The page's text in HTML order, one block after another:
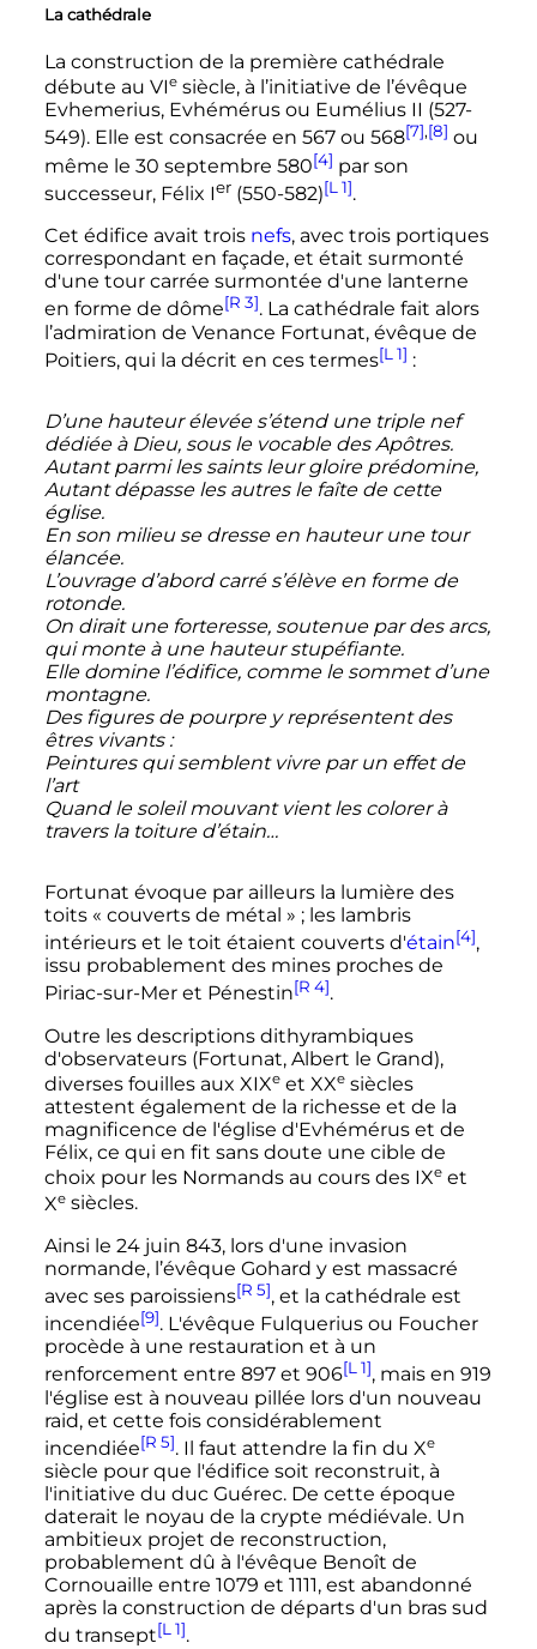
La cathédrale
La construction de la première cathédrale
débute au VIe siècle, à l’initiative de l’évêque
Evhemerius, Evhémérus ou Eumélius II (527-
549). Elle est consacrée en 567 ou 568[7],[8] ou
même le 30 septembre 580[4] par son
successeur, Félix Ier (550-582)[L 1].
Cet édifice avait trois nefs, avec trois portiques
correspondant en façade, et était surmonté
d'une tour carrée surmontée d'une lanterne
en forme de dôme[R 3]. La cathédrale fait alors
l’admiration de Venance Fortunat, évêque de
Poitiers, qui la décrit en ces termes[L 1] :
D’une hauteur élevée s’étend une triple nef
dédiée à Dieu, sous le vocable des Apôtres.
Autant parmi les saints leur gloire prédomine,
Autant dépasse les autres le faîte de cette
église.
En son milieu se dresse en hauteur une tour
élancée.
L’ouvrage d’abord carré s’élève en forme de
rotonde.
On dirait une forteresse, soutenue par des arcs,
qui monte à une hauteur stupéfiante.
Elle domine l’édifice, comme le sommet d’une
montagne.
Des figures de pourpre y représentent des
êtres vivants :
Peintures qui semblent vivre par un effet de
l’art
Quand le soleil mouvant vient les colorer à
travers la toiture d’étain…
Fortunat évoque par ailleurs la lumière des
toits « couverts de métal » ; les lambris
intérieurs et le toit étaient couverts d'étain[4],
issu probablement des mines proches de
Piriac-sur-Mer et Pénestin[R 4].
Outre les descriptions dithyrambiques
d'observateurs (Fortunat, Albert le Grand),
diverses fouilles aux XIXe et XXe siècles
attestent également de la richesse et de la
magnificence de l'église d'Evhémérus et de
Félix, ce qui en fit sans doute une cible de
choix pour les Normands au cours des IXe et
Xe siècles.
Ainsi le 24 juin 843, lors d'une invasion
normande, l’évêque Gohard y est massacré
avec ses paroissiens[R 5], et la cathédrale est
incendiée[9]. L'évêque Fulquerius ou Foucher
procède à une restauration et à un
renforcement entre 897 et 906[L 1], mais en 919
l'église est à nouveau pillée lors d'un nouveau
raid, et cette fois considérablement
incendiée[R 5]. Il faut attendre la fin du Xe
siècle pour que l'édifice soit reconstruit, à
l'initiative du duc Guérec. De cette époque
daterait le noyau de la crypte médiévale. Un
ambitieux projet de reconstruction,
probablement dû à l'évêque Benoît de
Cornouaille entre 1079 et 1111, est abandonné
après la construction de départs d'un bras sud
du transept[L 1].